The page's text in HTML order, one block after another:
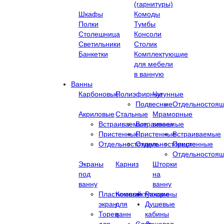
(гарнитуры)
Шкафы
Комоды
Полки
Тумбы
Столешница
Консоли
Светильники
Столик
Банкетки
Комплектующие
для мебели
в ванную
Ванны
КарбоновыеПолиэфирные
Подвесные
Чугунные
Акриловые
Встраиваемые
Пристенные
Отдельностоящие
Стальные
Встраиваемые
Пристенные
Отдельностоящие
Мраморные
ванны
Встраиваемые
Пристенные
Экраны
под
ванну
Пластиковый
экран
Торец
Карниз
Шторки
на
ванну
Комплектующие
для
ванн
Раковины
Душевые
кабины